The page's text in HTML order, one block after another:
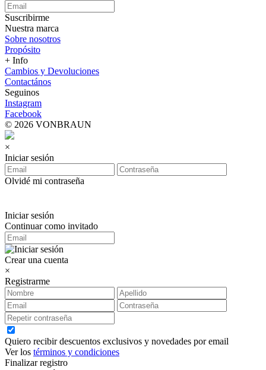
Suscribirme
Nuestra marca
Sobre nosotros
Propósito
+ Info
Cambios y Devoluciones
Contactános
Seguinos
Instagram
Facebook
© 2026 VONBRAUN
×
Iniciar sesión
Olvidé mi contraseña
Iniciar sesión
Continuar como invitado
Crear una cuenta
×
Registrarme
Quiero recibir descuentos exclusivos y novedades por email
Ver los términos y condiciones
Finalizar registro